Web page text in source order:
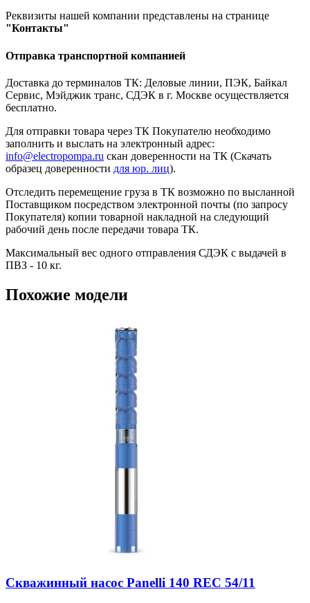
Реквизиты нашей компании представлены на странице
"Контакты"
Отправка транспортной компанией
Доставка до терминалов ТК: Деловые линии, ПЭК, Байкал
Сервис, Мэйджик транс, СДЭК в г. Москве осуществляется
бесплатно.
Для отправки товара через ТК Покупателю необходимо
заполнить и выслать на электронный адрес:
info@electropompa.ru скан доверенности на ТК (Скачать
образец доверенности для юр. лиц).
Отследить перемещение груза в ТК возможно по высланной
Поставщиком посредством электронной почты (по запросу
Покупателя) копии товарной накладной на следующий
рабочий день после передачи товара ТК.
Максимальный вес одного отправления СДЭК с выдачей в
ПВЗ - 10 кг.
Похожие модели
Скважинный насос Panelli 140 REC 54/11